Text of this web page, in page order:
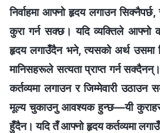
निर्वाहमा आफ्‍नो हृदय लगाउन
कुरा गर्न सक्छ। यदि व्यक्तिले आफ्नो
हृदय लगाउँदैन भने, त्यसको अर्थ उसमा
मानिसहरूले सत्यता प्राप्त गर्न
कर्तव्यमा लगाउन र जिम्मेवारी
मूल्य चुकाउनु आवश्यक हुन्छ—यी
हुँदैन। यदि तँ आफ्नो हृदय कर्तव्यमा